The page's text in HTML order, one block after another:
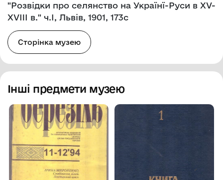
"Розвідки про селянство на Українї-Руси в XV-
XVIII в." ч.I, Львів, 1901, 173с
Сторінка музею
Інші предмети музею